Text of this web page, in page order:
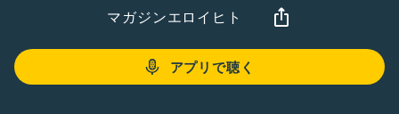
マガジンエロイヒト
アプリで聴く